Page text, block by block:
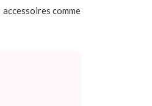
comme